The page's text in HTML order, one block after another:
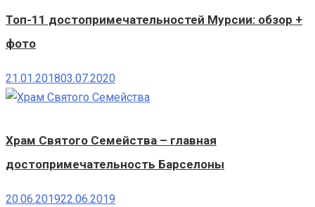
Топ-11 достопримечательностей Мурсии: обзор +
фото
21.01.201803.07.2020
Храм Святого Семейства – главная
достопримечательность Барселоны
20.06.201922.06.2019